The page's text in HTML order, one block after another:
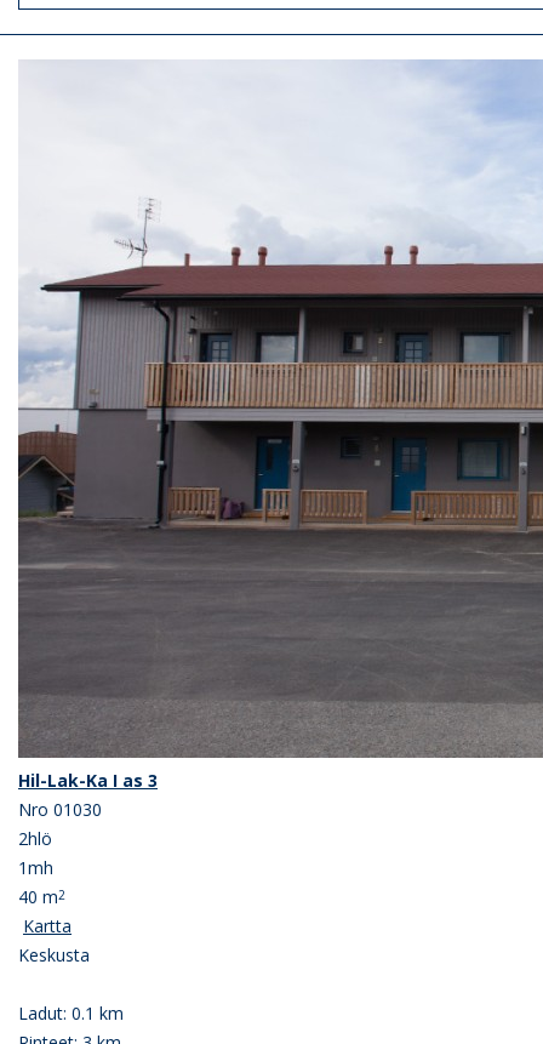
Hil-Lak-Ka I as 3
Nro 01030
2hlö
1mh
40 m2
Kartta
Keskusta
Ladut: 0.1 km